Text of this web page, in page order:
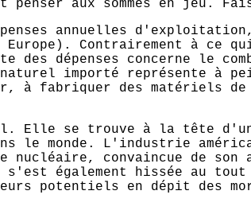
aux sommes en jeu.
annuelles d'exploitation,
Contrairement à ce
dépenses concerne le
importé représente à
fabriquer des matériels de
Elle se trouve à la tête d'un
le monde. L'industrie
nucléaire, convaincue de
également hissée au
potentiels en dépit des